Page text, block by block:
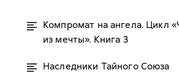
Компромат на ангела. Цикл
из мечты». Книга 3
Наследники Тайного Союза